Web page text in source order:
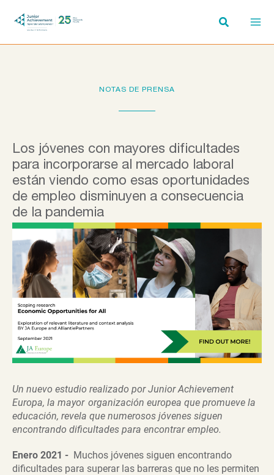
NOTAS DE PRENSA
Los jóvenes con mayores dificultades
para incorporarse al mercado laboral
están viendo como esas oportunidades
de empleo disminuyen a consecuencia
de la pandemia
Un nuevo estudio realizado por Junior Achievement
Europa, la mayor organización europea que promueve la
educación, revela que numerosos jóvenes siguen
encontrando dificultades para encontrar empleo.
Enero 2021 - Muchos jóvenes siguen encontrando
dificultades para superar las barreras que no les permiten